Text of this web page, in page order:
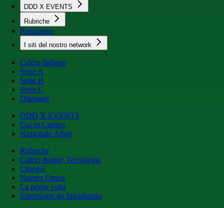
DDD X EVENTS
Rubriche
Redazione
I siti del nostro network
Calcio Italiano
Serie A
Serie B
Serie C
Dilettanti
DDD X EVENTS
Cur in Campo
Nazionale Attori
Rubriche
Calcio &amp; Tecnologia
Cinegol
Nomen Omen
La prima volta
Etimologie da Spogliatoio